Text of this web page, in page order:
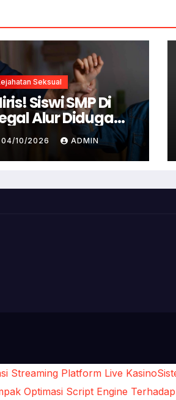
Seksual
Siswi SMP Di
Alur Diduga
Tindakan Tak
Di Sekolah
04/10/2026 ADMIN
Streaming Platform Live Kasino
Optimasi Script Engine